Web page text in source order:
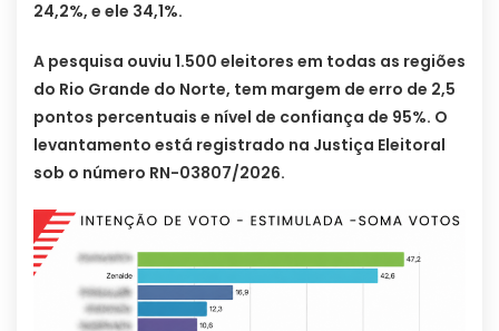
24,2%, e ele 34,1%.
A pesquisa ouviu 1.500 eleitores em todas as regiões
do Rio Grande do Norte, tem margem de erro de 2,5
pontos percentuais e nível de confiança de 95%. O
levantamento está registrado na Justiça Eleitoral
sob o número RN-03807/2026.